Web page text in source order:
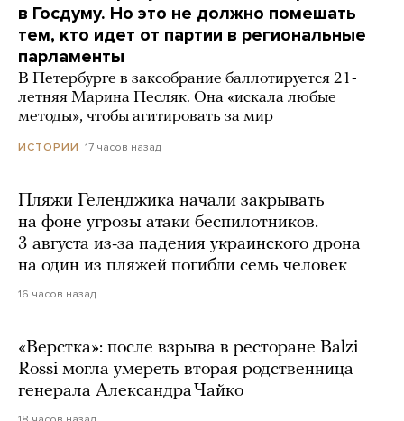
в Госдуму. Но это не должно помешать
тем, кто идет от партии в региональные
парламенты
В Петербурге в заксобрание баллотируется 21-
летняя Марина Песляк. Она «искала любые
методы», чтобы агитировать за мир
ИСТОРИИ 17 часов назад
Пляжи Геленджика начали закрывать
на фоне угрозы атаки беспилотников.
3 августа из-за падения украинского дрона
на один из пляжей погибли семь человек
16 часов назад
«Верстка»: после взрыва в ресторане Balzi
Rossi могла умереть вторая родственница
генерала Александра Чайко